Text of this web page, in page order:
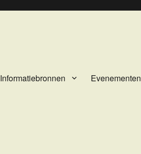
Informatiebronnen Evenementen